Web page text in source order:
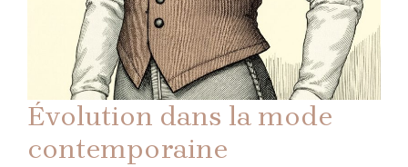
Évolution dans la mode
contemporaine